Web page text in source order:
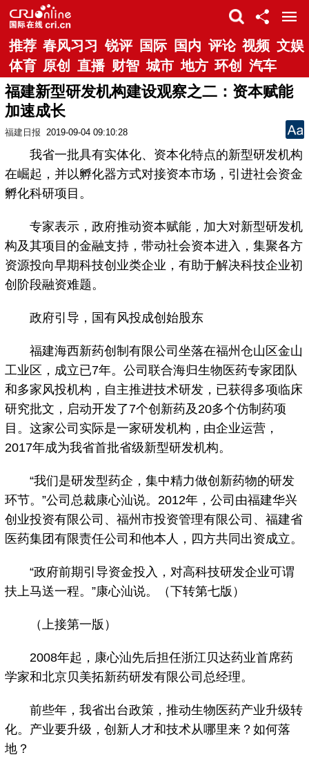
推荐 春风习习 锐评 国际 国内 评论 视频 文娱
体育 原创 直播 财智 城市 地方 环创 汽车
福建新型研发机构建设观察之二：资本赋能
加速成长
福建日报 2019-09-04 09:10:28
我省一批具有实体化、资本化特点的新型研发机构
在崛起，并以孵化器方式对接资本市场，引进社会资金
孵化科研项目。
专家表示，政府推动资本赋能，加大对新型研发机
构及其项目的金融支持，带动社会资本进入，集聚各方
资源投向早期科技创业类企业，有助于解决科技企业初
创阶段融资难题。
政府引导，国有风投成创始股东
福建海西新药创制有限公司坐落在福州仓山区金山
工业区，成立已7年。公司联合海归生物医药专家团队
和多家风投机构，自主推进技术研发，已获得多项临床
研究批文，启动开发了7个创新药及20多个仿制药项
目。这家公司实际是一家研发机构，由企业运营，
2017年成为我省首批省级新型研发机构。
“我们是研发型药企，集中精力做创新药物的研发
环节。”公司总裁康心汕说。2012年，公司由福建华兴
创业投资有限公司、福州市投资管理有限公司、福建省
医药集团有限责任公司和他本人，四方共同出资成立。
“政府前期引导资金投入，对高科技研发企业可谓
扶上马送一程。”康心汕说。（下转第七版）
（上接第一版）
2008年起，康心汕先后担任浙江贝达药业首席药
学家和北京贝美拓新药研发有限公司总经理。
前些年，我省出台政策，推动生物医药产业升级转
化。产业要升级，创新人才和技术从哪里来？如何落
地？